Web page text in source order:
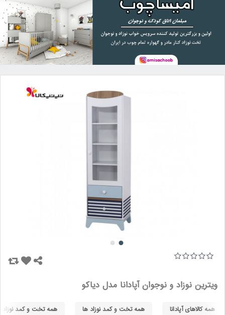
ویترین نوزاد و نوجوان آپادانا مدل دیاکو
همه کالاهای آپادانا همه تخت و کمد نوزاد ها همه تخت و کمد نوزاد